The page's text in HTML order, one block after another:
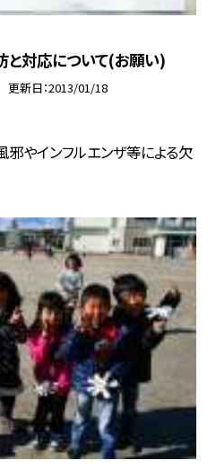
と対応について(お願い)
更新日 2013/01/18
邪やインフルエンザ等による欠